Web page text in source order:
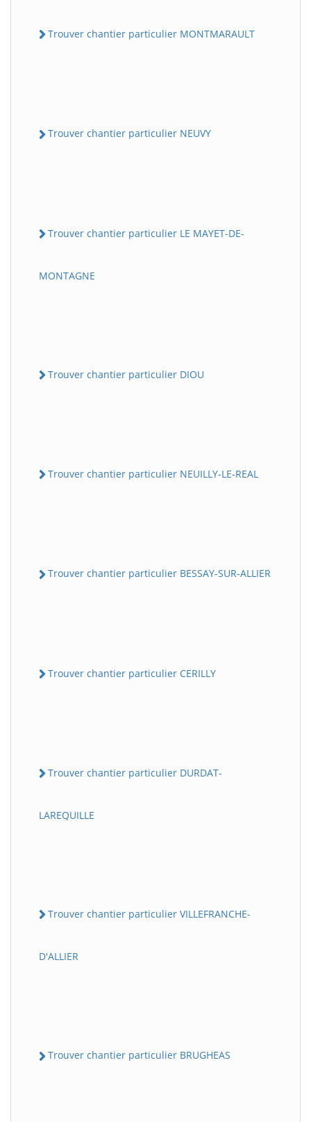
Trouver chantier particulier MONTMARAULT
Trouver chantier particulier NEUVY
Trouver chantier particulier LE MAYET-DE-
MONTAGNE
Trouver chantier particulier DIOU
Trouver chantier particulier NEUILLY-LE-REAL
Trouver chantier particulier BESSAY-SUR-ALLIER
Trouver chantier particulier CERILLY
Trouver chantier particulier DURDAT-
LAREQUILLE
Trouver chantier particulier VILLEFRANCHE-
D'ALLIER
Trouver chantier particulier BRUGHEAS